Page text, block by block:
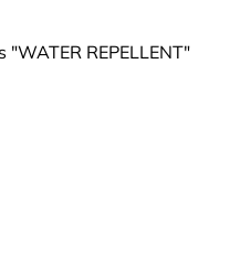
REPELLENT"